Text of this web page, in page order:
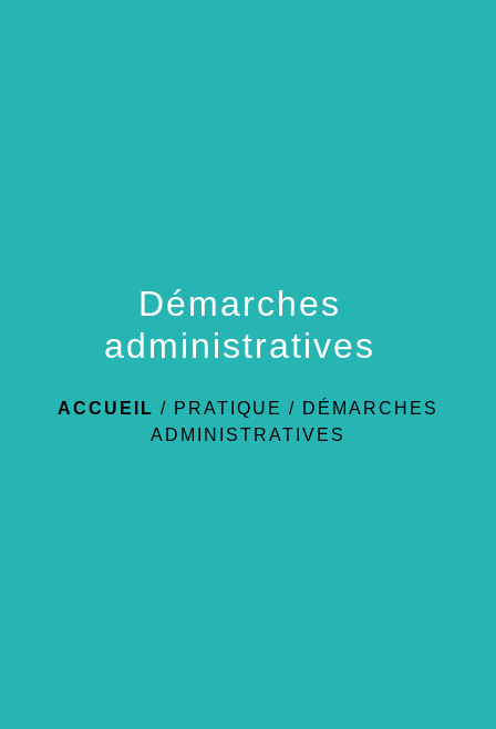
Démarches
administratives
ACCUEIL / PRATIQUE / DÉMARCHES
ADMINISTRATIVES